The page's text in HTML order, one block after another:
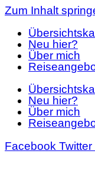
Zum Inhalt
Neu hier?
Über mich
Neu hier?
Über mich
Facebook Twitter